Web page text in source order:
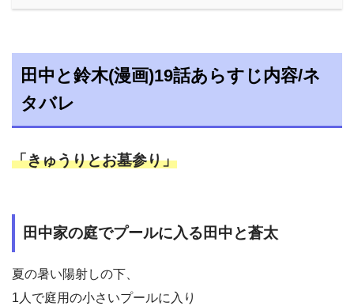
田中と鈴木(漫画)19話あらすじ内容/ネ
タバレ
「きゅうりとお墓参り」
田中家の庭でプールに入る田中と蒼太
夏の暑い陽射しの下、
1人で庭用の小さいプールに入り